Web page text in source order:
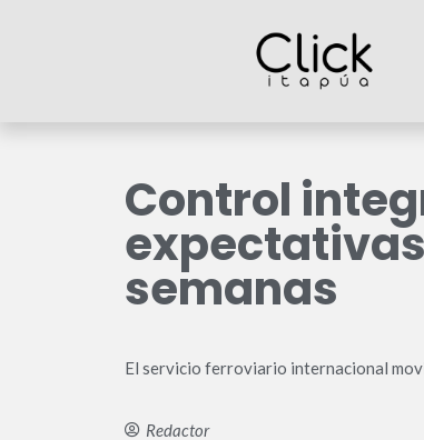
Control
expectativas
semanas
El servicio ferroviario internacional
Redactor